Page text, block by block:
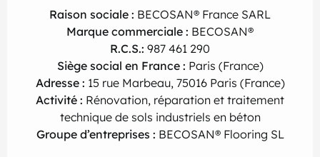
Raison sociale : BECOSAN® France SARL
Marque commerciale : BECOSAN®
R.C.S.: 987 461 290
Siège social en France : Paris (France)
Adresse : 15 rue Marbeau, 75016 Paris (France)
Activité : Rénovation, réparation et traitement
technique de sols industriels en béton
Groupe d’entreprises : BECOSAN® Flooring SL